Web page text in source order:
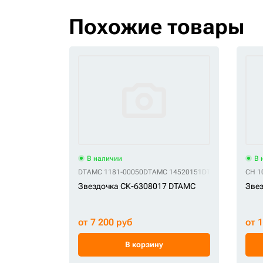
Похожие товары
В наличии
DTAMC 1181-00050DTAMC 14520151 DTAMC 14532385
Звездочка СК-6308017 DTAMC
от 7 200 руб
В корзину
В
CH
от